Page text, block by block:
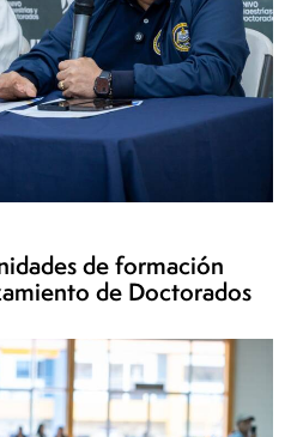
de formación
de Doctorados